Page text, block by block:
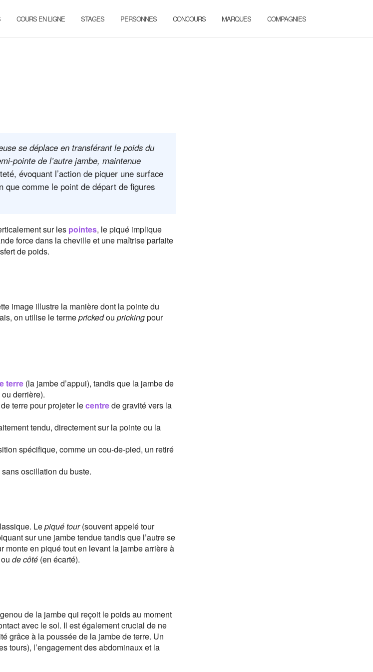
COURS EN LIGNE STAGES PERSONNES CONCOURS MARQUES COMPAGNIES
se déplace en transférant le poids du
pointe de l’autre jambe, maintenue
évoquant l’action de piquer une surface
que comme le point de départ de figures
sur les pointes, le piqué implique
force dans la cheville et une maîtrise parfaite
de poids.
image illustre la manière dont la pointe du
on utilise le termeprickedou prickingpour
terre (la jambe d’appui), tandis que la jambe de
derrière).
terre pour projeter lecentrede gravité vers la
tendu, directement sur la pointe ou la
spécifique, comme un cou-de-pied, un retiré
oscillation du buste.
Lepiqué tour(souvent appelé tour
sur une jambe tendue tandis que l’autre se
monte en piqué tout en levant la jambe arrière à
ou de côté (en écarté).
de la jambe qui reçoit le poids au moment
avec le sol. Il est également crucial de ne
grâce à la poussée de la jambe de terre. Un
tours), l’engagement des abdominaux et la